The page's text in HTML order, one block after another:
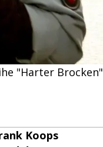
"Harter Brocken"
Koops